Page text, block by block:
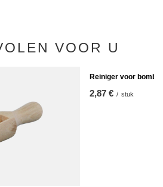
VOOR U
Reiniger voor
2,87 € / stuk